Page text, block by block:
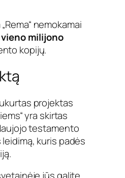
nemokamai
vieno milijono
kopijų.
projektas
yra skirtas
testamento
kuris padės